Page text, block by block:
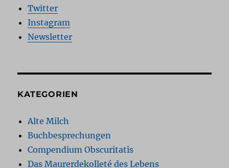
Twitter
Instagram
Newsletter
KATEGORIEN
Alte Milch
Buchbesprechungen
Compendium Obscuritatis
Das Maurerdekolleté des Lebens